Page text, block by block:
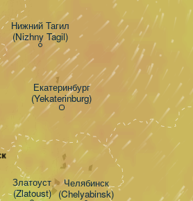
Екатеринбург
(Yekaterinburg)
Нижний Тагил
(Nizhny Tagil)
Челябинск
(Chelyabinsk)
Златоуст
(Zlatoust)